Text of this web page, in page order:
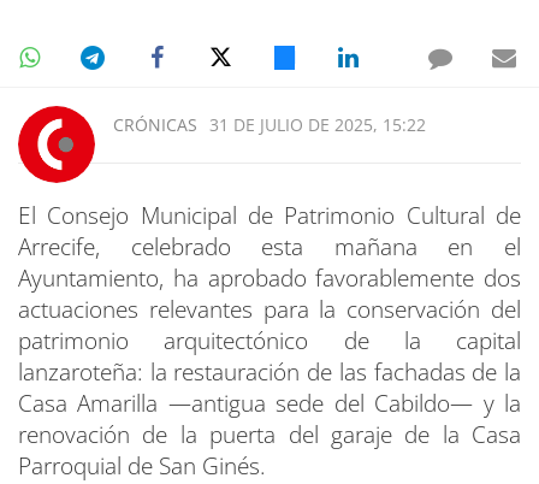
CRÓNICAS 31 DE JULIO DE 2025, 15:22
El Consejo Municipal de Patrimonio Cultural de
Arrecife, celebrado esta mañana en el
Ayuntamiento, ha aprobado favorablemente dos
actuaciones relevantes para la conservación del
patrimonio arquitectónico de la capital
lanzaroteña: la restauración de las fachadas de la
Casa Amarilla —antigua sede del Cabildo— y la
renovación de la puerta del garaje de la Casa
Parroquial de San Ginés.